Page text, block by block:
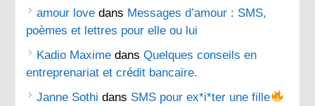
amour love dans Messages d’amour : SMS,
poèmes et lettres pour elle ou lui
Kadio Maxime dansQuelques conseils en
entreprenariat et crédit bancaire.
Janne Sothi dans SMS pour ex*i*ter une fille